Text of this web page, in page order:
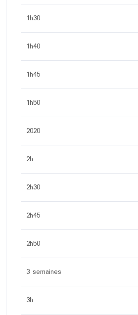
1h30
1h40
1h45
1h50
2020
2h
2h30
2h45
2h50
3 semaines
3h